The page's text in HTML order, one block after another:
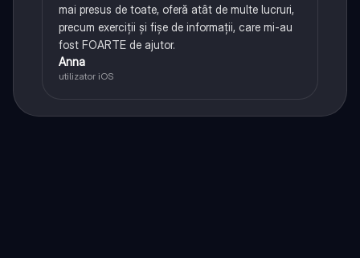
mai presus de toate, oferă atât de multe lucruri,
precum exerciții și fișe de informații, care mi-au
fost FOARTE de ajutor.
Anna
utilizator iOS